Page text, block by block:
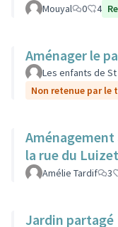
Mouyal 0 4
Aménager le
Les enfants de St
Non retenue par le
la rue du Luizet
Amélie Tardif 3
Jardin partagé